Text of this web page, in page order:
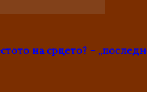
на срцето? –